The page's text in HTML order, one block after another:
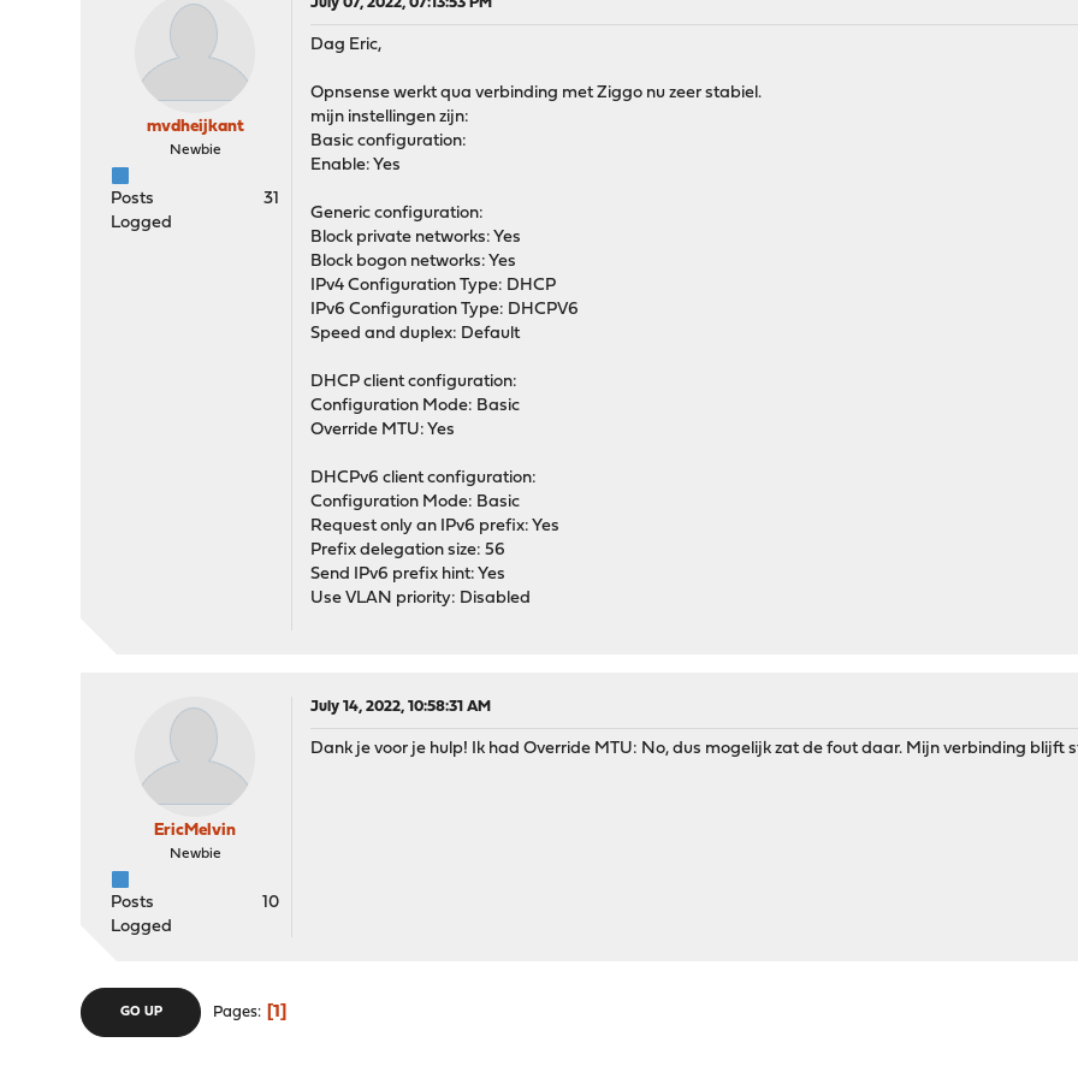
mvdheijkant
Newbie
Posts
31
Logged
Dag Eric,
Opnsense werkt qua verbinding met Ziggo nu zeer stabiel.
mijn instellingen zijn:
Basic configuration:
Enable: Yes
Generic configuration:
Block private networks: Yes
Block bogon networks: Yes
IPv4 Configuration Type: DHCP
IPv6 Configuration Type: DHCPV6
Speed and duplex: Default
DHCP client configuration:
Configuration Mode: Basic
Override MTU: Yes
DHCPv6 client configuration:
Configuration Mode: Basic
Request only an IPv6 prefix: Yes
Prefix delegation size: 56
Send IPv6 prefix hint: Yes
Use VLAN priority: Disabled
EricMelvin
Newbie
Posts
10
Logged
July 14, 2022, 10:58:31 AM
Dank je voor je hulp! Ik had Override MTU: No, dus mogelijk zat de fout daar. Mijn verbinding blijft
GO UP Pages 1